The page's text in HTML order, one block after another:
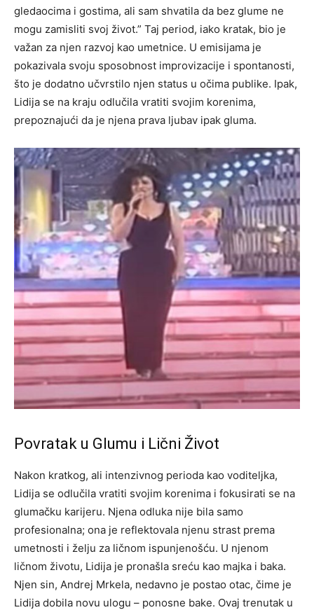
gledaocima i gostima, ali sam shvatila da bez glume ne
mogu zamisliti svoj život.” Taj period, iako kratak, bio je
važan za njen razvoj kao umetnice. U emisijama je
pokazivala svoju sposobnost improvizacije i spontanosti,
što je dodatno učvrstilo njen status u očima publike. Ipak,
Lidija se na kraju odlučila vratiti svojim korenima,
prepoznajući da je njena prava ljubav ipak gluma.
Povratak u Glumu i Lični Život
Nakon kratkog, ali intenzivnog perioda kao voditeljka,
Lidija se odlučila vratiti svojim korenima i fokusirati se na
glumačku karijeru. Njena odluka nije bila samo
profesionalna; ona je reflektovala njenu strast prema
umetnosti i želju za ličnom ispunjenošću. U njenom
ličnom životu, Lidija je pronašla sreću kao majka i baka.
Njen sin, Andrej Mrkela, nedavno je postao otac, čime je
Lidija dobila novu ulogu – ponosne bake. Ovaj trenutak u